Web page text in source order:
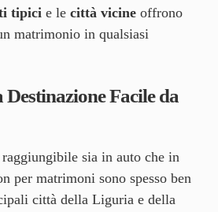
tipicie le città vicineoffrono
matrimonio in qualsiasi
Facile da
sia in auto che in
per matrimoni sono spesso ben
città della Liguria e della